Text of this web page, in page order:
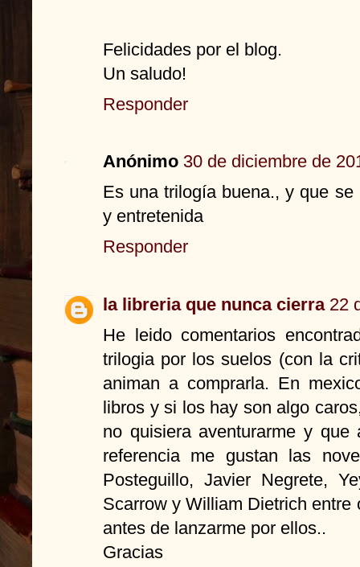
Felicidades por el blog.
Un saludo!
Responder
Anónimo 30 de diciembre de
Es una trilogía buena., y que
y entretenida
Responder
la libreria que nunca cierra 22
He leido comentarios
trilogia por los suelos (con la
animan a comprarla. En
libros y si los hay son algo
no quisiera aventurarme y
referencia me gustan las
Posteguillo, Javier Negrete,
Scarrow y William Dietrich
antes de lanzarme por ellos..
Gracias